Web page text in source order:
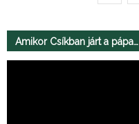
Amikor Csíkban járt a pápa…